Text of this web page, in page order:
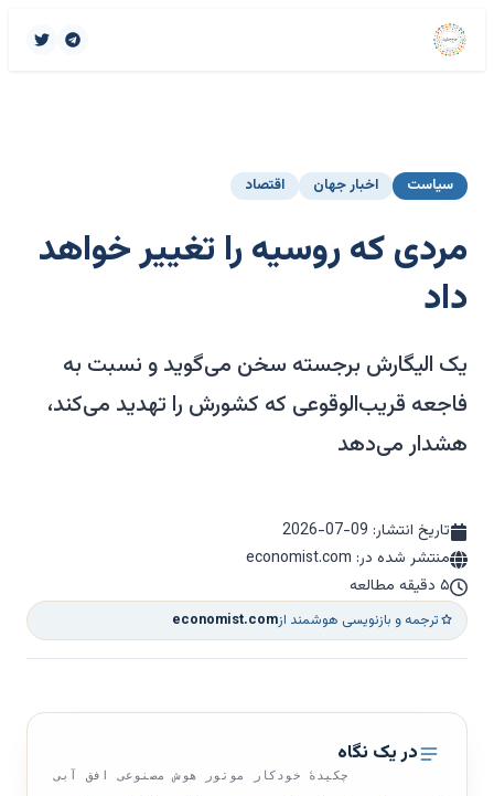
سیاست اخبار جهان اقتصاد
مردی که روسیه را تغییر خواهد
داد
یک الیگارش برجسته سخن می‌گوید و نسبت به
فاجعه قریب‌الوقوعی که کشورش را تهدید می‌کند،
هشدار می‌دهد
تاریخ انتشار: 2026-07-09
منتشر شده در: economist.com
۵ دقیقه مطالعه
ترجمه و بازنویسی هوشمند ازeconomist.com
در یک نگاه
چکیدهٔ خودکار موتور هوش مصنوعی افق آبی